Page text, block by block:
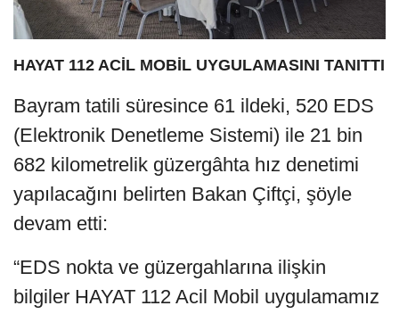
HAYAT 112 ACİL MOBİL UYGULAMASINI TANITTI
Bayram tatili süresince 61 ildeki, 520 EDS
(Elektronik Denetleme Sistemi) ile 21 bin
682 kilometrelik güzergâhta hız denetimi
yapılacağını belirten Bakan Çiftçi, şöyle
devam etti:
“EDS nokta ve güzergahlarına ilişkin
bilgiler HAYAT 112 Acil Mobil uygulamamız